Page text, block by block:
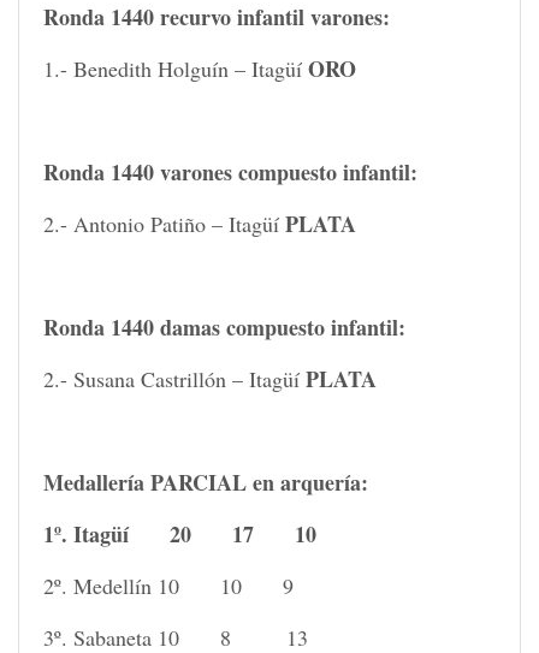
Ronda 1440 recurvo infantil varones:
1.- Benedith Holguín – Itagüí ORO
Ronda 1440 varones compuesto infantil:
2.- Antonio Patiño – Itagüí PLATA
Ronda 1440 damas compuesto infantil:
2.- Susana Castrillón – Itagüí PLATA
Medallería PARCIAL en arquería:
1º. Itagüí 20 17 10
2º. Medellín 10 10 9
3º. Sabaneta 10 8 13